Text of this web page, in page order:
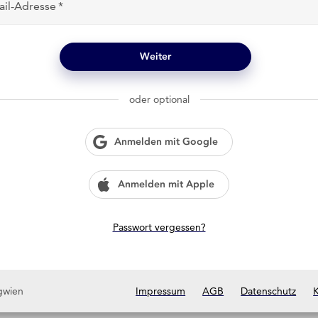
Adresse
Weiter
oder optional
Anmelden mit Google
Anmelden mit Apple
Passwort vergessen?
Impressum AGB Datenschutz